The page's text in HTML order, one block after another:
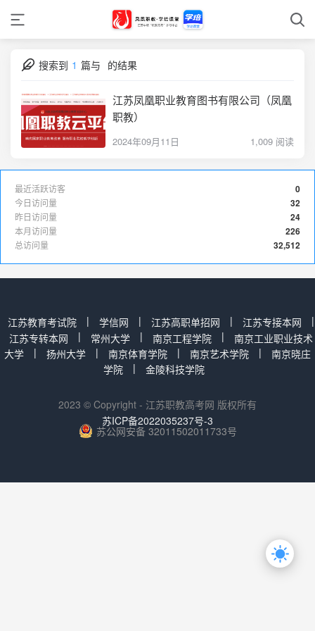
搜索到 1 篇与 的结果
江苏凤凰职业教育图书有限公司（凤凰
职教）
2024年09月11日 1,009 阅读
0
最近活跃访客
32
今日访问量
24
昨日访问量
226
本月访问量
32,512
总访问量
江苏教育考试院 | 学信网 | 江苏高职单招网 | 江苏专接本网
|
江苏专转本网
| 常州大学 | 南京工程学院 |
南京工业职业技术
大学
| 扬州大学 | 南京体育学院 | 南京艺术学院 |
南京晓庄
学院
| 金陵科技学院
2023 © Copyright - 江苏职教高考网 版权所有
苏ICP备2022035237号-3
苏公网安备 32011502011733号